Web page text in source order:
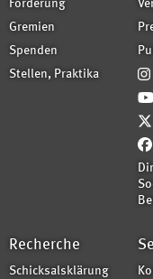
Förderung
Gremien
Spenden
Stellen, Praktika
Recherche
Schicksalsklärung